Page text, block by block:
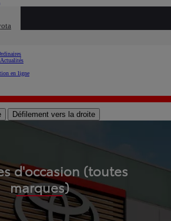
en ligne
Défilement vers la droite
d'occasion (toutes
marques)